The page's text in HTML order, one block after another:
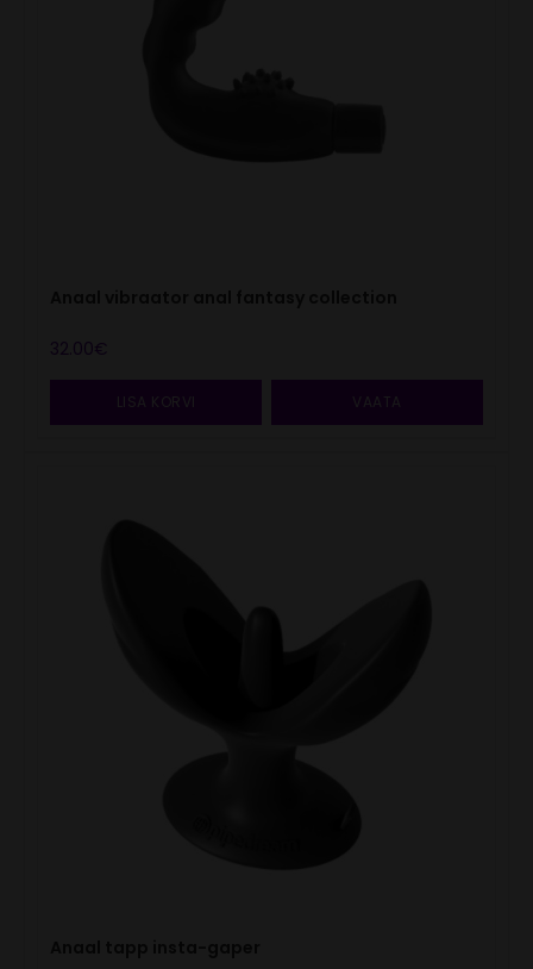
32.00€
LISA KORVI VAATA